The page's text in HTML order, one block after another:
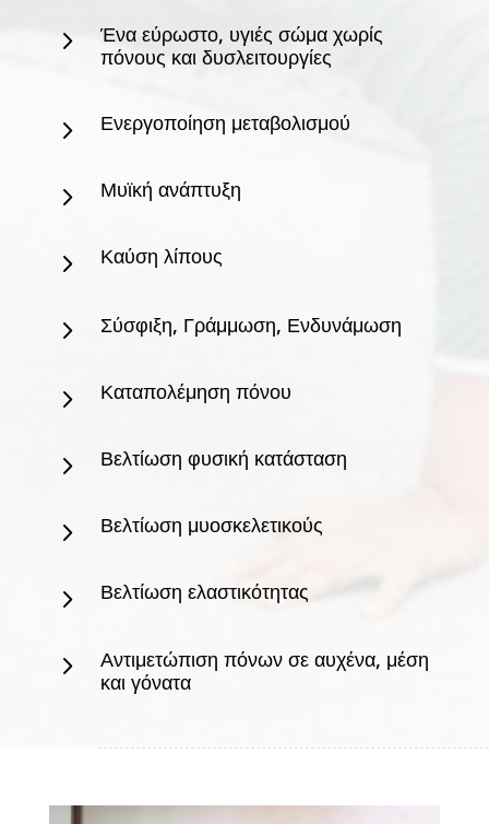
5
Ένα εύρωστο, υγιές σώμα χωρίς
πόνους και δυσλειτουργίες
5 Ενεργοποίηση μεταβολισμού
5 Μυϊκή ανάπτυξη
5 Καύση λίπους
5 Σύσφιξη, Γράμμωση, Ενδυνάμωση
5 Καταπολέμηση πόνου
5 Βελτίωση φυσική κατάσταση
5 Βελτίωση μυοσκελετικούς
5 Βελτίωση ελαστικότητας
5
Αντιμετώπιση πόνων σε αυχένα, μέση
και γόνατα